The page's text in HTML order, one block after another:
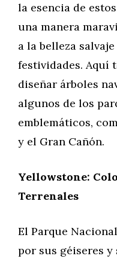
la esencia de
una manera
a la belleza
festividades. Aquí
diseñar árboles
algunos de los
emblemáticos,
y el Gran Cañón.
Yellowstone:
Terrenales
El Parque
por sus géiseres y